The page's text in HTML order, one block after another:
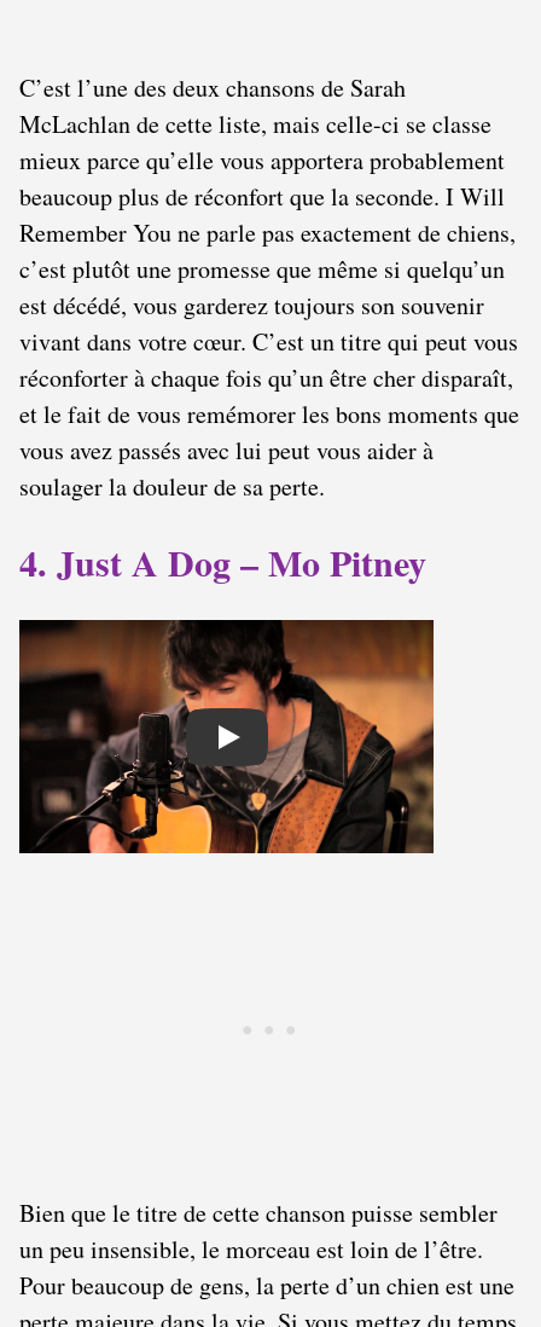
C’est l’une des deux chansons de Sarah
McLachlan de cette liste, mais celle-ci se classe
mieux parce qu’elle vous apportera probablement
beaucoup plus de réconfort que la seconde. I Will
Remember You ne parle pas exactement de chiens,
c’est plutôt une promesse que même si quelqu’un
est décédé, vous garderez toujours son souvenir
vivant dans votre cœur. C’est un titre qui peut vous
réconforter à chaque fois qu’un être cher disparaît,
et le fait de vous remémorer les bons moments que
vous avez passés avec lui peut vous aider à
soulager la douleur de sa perte.
4. Just A Dog – Mo Pitney
Play
Bien que le titre de cette chanson puisse sembler
un peu insensible, le morceau est loin de l’être.
Pour beaucoup de gens, la perte d’un chien est une